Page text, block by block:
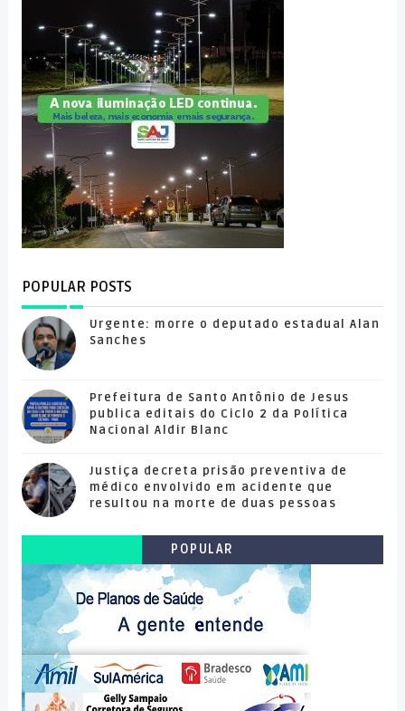
POPULAR POSTS
Urgente: morre o deputado estadual Alan
Sanches
Prefeitura de Santo Antônio de Jesus
publica editais do Ciclo 2 da Política
Nacional Aldir Blanc
Justiça decreta prisão preventiva de
médico envolvido em acidente que
resultou na morte de duas pessoas
POPULAR